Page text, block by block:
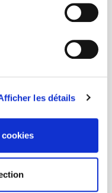
les détails